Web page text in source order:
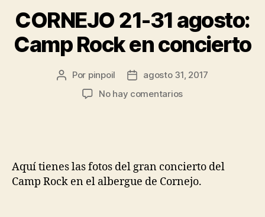
CORNEJO 21-31 agosto:
Camp Rock en concierto
Por pinpoil
agosto 31, 2017
No hay comentarios
Aquí tienes las fotos del gran concierto del
Camp Rock en el albergue de Cornejo.